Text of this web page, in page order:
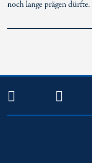
noch lange prägen dürfte.
TWITTER